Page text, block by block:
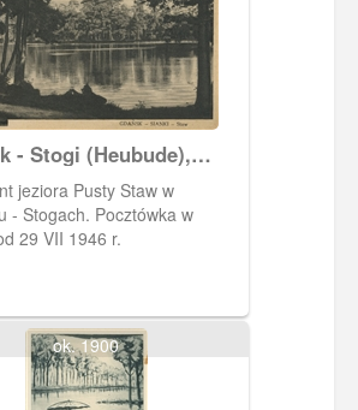
- Stogi (Heubude),
(Heidsee)
jeziora Pusty Staw w
- Stogach. Pocztówka w
29 VII 1946 r.
ok. 1900